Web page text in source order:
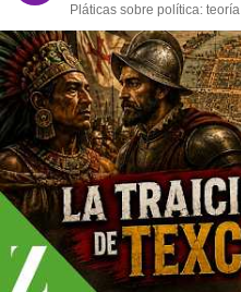
Pláticas sobre política: